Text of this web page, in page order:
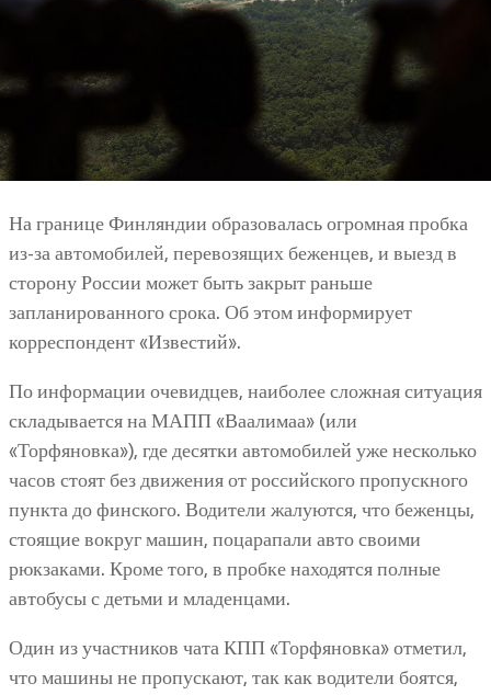
На границе Финляндии образовалась огромная пробка
из-за автомобилей, перевозящих беженцев, и выезд в
сторону России может быть закрыт раньше
запланированного срока. Об этом информирует
корреспондент «Известий».
По информации очевидцев, наиболее сложная ситуация
складывается на МАПП «Ваалимаа» (или
«Торфяновка»), где десятки автомобилей уже несколько
часов стоят без движения от российского пропускного
пункта до финского. Водители жалуются, что беженцы,
стоящие вокруг машин, поцарапали авто своими
рюкзаками. Кроме того, в пробке находятся полные
автобусы с детьми и младенцами.
Один из участников чата КПП «Торфяновка» отметил,
что машины не пропускают, так как водители боятся,